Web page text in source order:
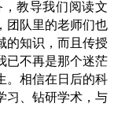
教导我们阅读文
团队里的老师们也
的知识，而且传授
已不再是那个迷茫
。相信在日后的科
习、钻研学术，与